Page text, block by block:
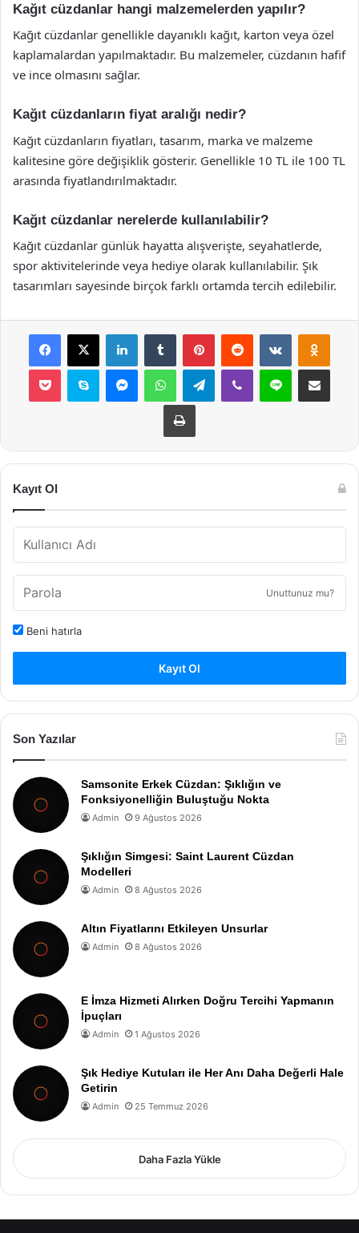
Kağıt cüzdanlar hangi malzemelerden yapılır?
Kağıt cüzdanlar genellikle dayanıklı kağıt, karton veya özel
kaplamalardan yapılmaktadır. Bu malzemeler, cüzdanın hafif
ve ince olmasını sağlar.
Kağıt cüzdanların fiyat aralığı nedir?
Kağıt cüzdanların fiyatları, tasarım, marka ve malzeme
kalitesine göre değişiklik gösterir. Genellikle 10 TL ile 100 TL
arasında fiyatlandırılmaktadır.
Kağıt cüzdanlar nerelerde kullanılabilir?
Kağıt cüzdanlar günlük hayatta alışverişte, seyahatlerde,
spor aktivitelerinde veya hediye olarak kullanılabilir. Şık
tasarımları sayesinde birçok farklı ortamda tercih edilebilir.
Facebook
X LinkedInTumblr PinterestReddit VKontakte
Pocket Skype MessengerWhatsAppTelegramViber Line E-Posta ile
Yazdır
Kayıt Ol
Unuttunuz mu?
Beni hatırla
Kayıt Ol
Son Yazılar
Samsonite Erkek Cüzdan: Şıklığın ve
Fonksiyonelliğin Buluştuğu Nokta
Admin 9 Ağustos 2026
Şıklığın Simgesi: Saint Laurent Cüzdan
Modelleri
Admin 8 Ağustos 2026
Altın Fiyatlarını Etkileyen Unsurlar
Admin 8 Ağustos 2026
E İmza Hizmeti Alırken Doğru Tercihi Yapmanın
İpuçları
Admin 1 Ağustos 2026
Şık Hediye Kutuları ile Her Anı Daha Değerli Hale
Getirin
Admin 25 Temmuz 2026
Daha Fazla Yükle